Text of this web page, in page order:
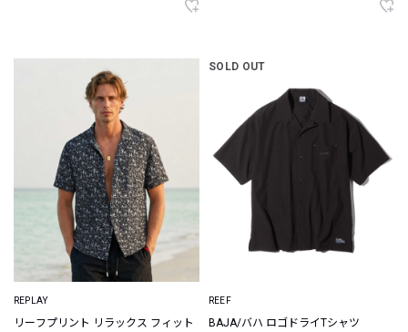
REPLAY
リーフプリント リラックス フィット
SOLD OUT
REEF
BAJA/バハ ロゴドライTシャツ